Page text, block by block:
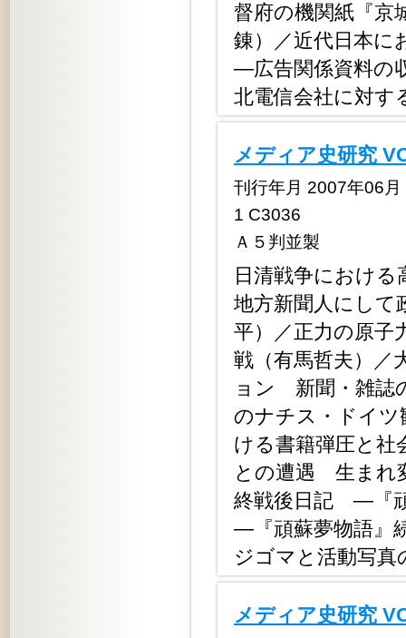
督府の機関紙『
錬）／近代日本
―広告関係資料の
北電信会社に対す
メディア史研究
刊行年月 2007年06
1 C3036
Ａ５判並製
日清戦争における
地方新聞人にして
平）／正力の原子
戦（有馬哲夫）／
ョン 新聞・雑誌
のナチス・ドイツ
ける書籍弾圧と社
との遭遇 生まれ
終戦後日記 ―『
―『頑蘇夢物語』
ジゴマと活動写真
メディア史研究